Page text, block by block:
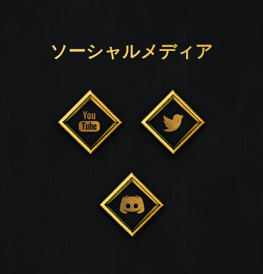
ソーシャルメディア